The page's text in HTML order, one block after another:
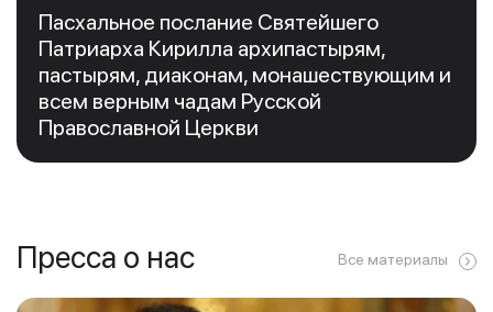
Пасхальное послание Святейшего
Патриарха Кирилла архипастырям,
пастырям, диаконам, монашествующим и
всем верным чадам Русской
Православной Церкви
Пресса о нас Все материалы